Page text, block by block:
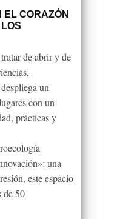
EL CORAZÓN
de abrir y de
un
con un
prácticas y
una
este espacio
de 50